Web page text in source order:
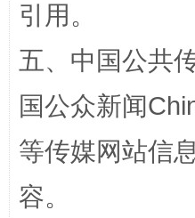
引用。
五、中国公共
国公众新闻
等传媒网站信
容。